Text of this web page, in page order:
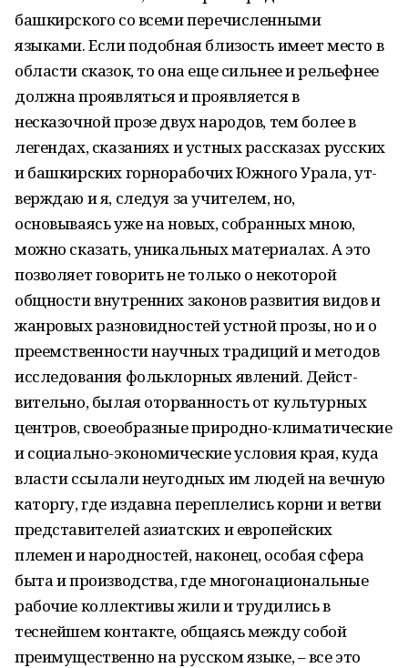
башкирского со всеми перечисленными
языками. Если подобная близость имеет место в
области сказок, то она еще сильнее и рельефнее
долж­на проявляться и проявляется в
несказочной прозе двух народов, тем более в
легендах, сказаниях и устных рассказах русских
и башкирских горнорабочих Южного Урала, ут­
верждаю и я, следуя за учителем, но,
основываясь уже на новых, собранных мною,
можно сказать, уникальных материалах. А это
позволяет говорить не только о некоторой
общности внутренних законов развития видов и
жанро­вых разновидностей устной прозы, но и о
пре­емственности научных традиций и методов
исследования фольклорных явлений. Дейст­
вительно, былая оторванность от культурных
центров, своеобразные природно-климати­ческие
и социально-экономические условия края, куда
власти ссылали неугодных им лю­дей на вечную
каторгу, где издавна перепле­лись корни и ветви
представителей азиатских и европейских
племен и народностей, наконец, особая сфера
быта и производства, где много­национальные
рабочие коллективы жили и трудились в
теснейшем контакте, общаясь между собой
преимущественно на русском языке, – все это